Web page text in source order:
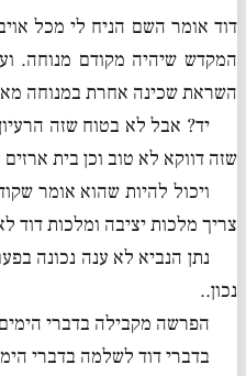
דוד אומר השם הניח לי מכל
המקדש שיהיה מקודם מנוחה.
השראת שכינה אחרת במנוחה
יד? אבל לא בטוח שזה
שזה דווקא לא טוב וכן בית
ויכול להיות שהוא אומר
צריך מלכות יציבה ומלכות דוד
נתן הנביא לא ענה נכונה
נכון..
הפרשה מקבילה בדברי
בדברי דוד לשלמה בדברי